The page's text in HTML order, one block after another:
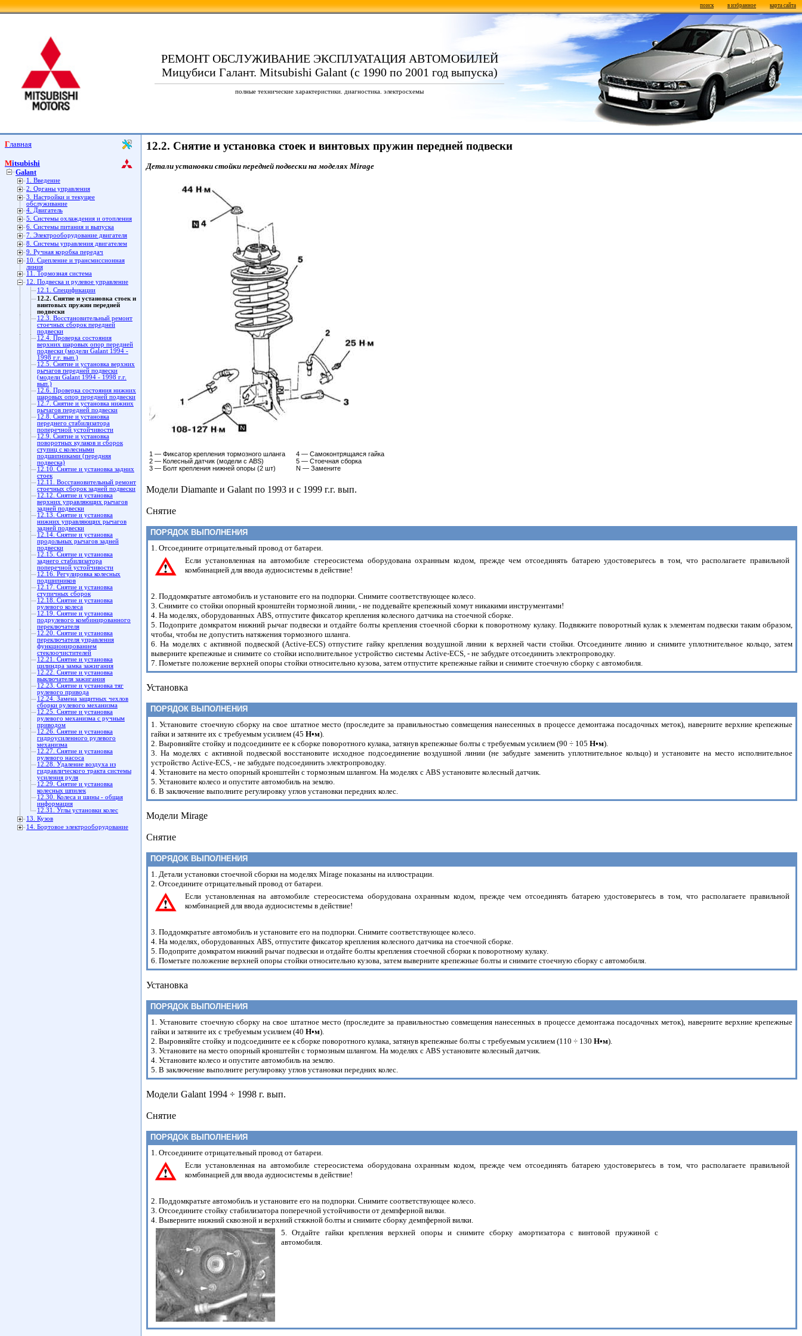
поиск в избранное карта сайта
РЕМОНТ ОБСЛУЖИВАНИЕ ЭКСПЛУАТАЦИЯ АВТОМОБИЛЕЙ
Мицубиси Галант. Mitsubishi Galant (с 1990 по 2001 год выпуска)
полные технические характеристики. диагностика. электросхемы
Главная
Mitsubishi
Galant
1. Введение
2. Органы управления
3. Настройки и текущее
обслуживание
4. Двигатель
5. Системы охлаждения и отопления
6. Системы питания и выпуска
7. Электрооборудование двигателя
8. Системы управления двигателем
9. Ручная коробка передач
10. Сцепление и трансмиссионная
линия
11. Тормозная система
12. Подвеска и рулевое управление
12.1. Спецификации
12.2. Снятие и установка стоек и
винтовых пружин передней
подвески
12.3. Восстановительный ремонт
стоечных сборок передней
подвески
12.4. Проверка состояния
верхних шаровых опор передней
подвески (модели Galant 1994 -
1998 г.г. вып.)
12.5. Снятие и установка верхних
рычагов передней подвески
(модели Galant 1994 - 1998 г.г.
вып.)
12.6. Проверка состояния нижних
шаровых опор передней подвески
12.7. Снятие и установка нижних
рычагов передней подвески
12.8. Снятие и установка
переднего стабилизатора
поперечной устойчивости
12.9. Снятие и установка
поворотных кулаков и сборок
ступиц с колесными
подшипниками (передняя
подвеска)
12.10. Снятие и установка задних
стоек
12.11. Восстановительный ремонт
стоечных сборок задней подвески
12.12. Снятие и установка
верхних управляющих рычагов
задней подвески
12.13. Снятие и установка
нижних управляющих рычагов
задней подвески
12.14. Снятие и установка
продольных рычагов задней
подвески
12.15. Снятие и установка
заднего стабилизатора
поперечной устойчивости
12.16. Регулировка колесных
подшипников
12.17. Снятие и установка
ступичных сборок
12.18. Снятие и установка
рулевого колеса
12.19. Снятие и установка
подрулевого комбинированного
переключателя
12.20. Снятие и установка
переключателя управления
функционированием
стеклоочистителей
12.21. Снятие и установка
цилиндра замка зажигания
12.22. Снятие и установка
выключателя зажигания
12.23. Снятие и установка тяг
рулевого привода
12.24. Замена защитных чехлов
сборки рулевого механизма
12.25. Снятие и установка
рулевого механизма с ручным
приводом
12.26. Снятие и установка
гидроусиленного рулевого
механизма
12.27. Снятие и установка
рулевого насоса
12.28. Удаление воздуха из
гидравлического тракта системы
усиления руля
12.29. Снятие и установка
колесных шпилек
12.30. Колеса и шины - общая
информация
12.31. Углы установки колес
13. Кузов
14. Бортовое электрооборудование
12.2. Снятие и установка стоек и винтовых пружин передней подвески
Детали установки стойки передней подвески на моделях Mirage
1 — Фиксатор крепления тормозного шланга
2 — Колесный датчик (модели с ABS)
3 — Болт крепления нижней опоры (2 шт)
4 — Самоконтрящаяся гайка
5 — Стоечная сборка
N — Замените
Модели Diamante и Galant по 1993 и с 1999 г.г. вып.
Снятие
ПОРЯДОК ВЫПОЛНЕНИЯ
1. Отсоедините отрицательный провод от батареи.
Если установленная на автомобиле стереосистема оборудована охранным кодом, прежде чем отсоединять батарею удостоверьтесь в том, что располагаете правильной
комбинацией для ввода аудиосистемы в действие!
2. Поддомкратьте автомобиль и установите его на подпорки. Снимите соответствующее колесо.
3. Снимите со стойки опорный кронштейн тормозной линии, - не поддевайте крепежный хомут никакими инструментами!
4. На моделях, оборудованных ABS, отпустите фиксатор крепления колесного датчика на стоечной сборке.
5. Подоприте домкратом нижний рычаг подвески и отдайте болты крепления стоечной сборки к поворотному кулаку. Подвяжите поворотный кулак к элементам подвески таким образом,
чтобы, чтобы не допустить натяжения тормозного шланга.
6. На моделях с активной подвеской (Active-ECS) отпустите гайку крепления воздушной линии к верхней части стойки. Отсоедините линию и снимите уплотнительное кольцо, затем
выверните крепежные и снимите со стойки исполнительное устройство системы Active-ECS, - не забудьте отсоединить электропроводку.
7. Пометьте положение верхней опоры стойки относительно кузова, затем отпустите крепежные гайки и снимите стоечную сборку с автомобиля.
Установка
ПОРЯДОК ВЫПОЛНЕНИЯ
1. Установите стоечную сборку на свое штатное место (проследите за правильностью совмещения нанесенных в процессе демонтажа посадочных меток), наверните верхние крепежные
гайки и затяните их с требуемым усилием (45 H•м).
2. Выровняйте стойку и подсоедините ее к сборке поворотного кулака, затянув крепежные болты с требуемым усилием (90 ÷ 105 H•м).
3. На моделях с активной подвеской восстановите исходное подсоединение воздушной линии (не забудьте заменить уплотнительное кольцо) и установите на место исполнительное
устройство Active-ECS, - не забудьте подсоединить электропроводку.
4. Установите на место опорный кронштейн с тормозным шлангом. На моделях с ABS установите колесный датчик.
5. Установите колесо и опустите автомобиль на землю.
6. В заключение выполните регулировку углов установки передних колес.
Модели Mirage
Снятие
ПОРЯДОК ВЫПОЛНЕНИЯ
1. Детали установки стоечной сборки на моделях Mirage показаны на иллюстрации.
2. Отсоедините отрицательный провод от батареи.
Если установленная на автомобиле стереосистема оборудована охранным кодом, прежде чем отсоединять батарею удостоверьтесь в том, что располагаете правильной
комбинацией для ввода аудиосистемы в действие!
3. Поддомкратьте автомобиль и установите его на подпорки. Снимите соответствующее колесо.
4. На моделях, оборудованных ABS, отпустите фиксатор крепления колесного датчика на стоечной сборке.
5. Подоприте домкратом нижний рычаг подвески и отдайте болты крепления стоечной сборки к поворотному кулаку.
6. Пометьте положение верхней опоры стойки относительно кузова, затем выверните крепежные болты и снимите стоечную сборку с автомобиля.
Установка
ПОРЯДОК ВЫПОЛНЕНИЯ
1. Установите стоечную сборку на свое штатное место (проследите за правильностью совмещения нанесенных в процессе демонтажа посадочных меток), наверните верхние крепежные
гайки и затяните их с требуемым усилием (40 H•м).
2. Выровняйте стойку и подсоедините ее к сборке поворотного кулака, затянув крепежные болты с требуемым усилием (110 ÷ 130 H•м).
3. Установите на место опорный кронштейн с тормозным шлангом. На моделях с ABS установите колесный датчик.
4. Установите колесо и опустите автомобиль на землю.
5. В заключение выполните регулировку углов установки передних колес.
Модели Galant 1994 ÷ 1998 г. вып.
Снятие
ПОРЯДОК ВЫПОЛНЕНИЯ
1. Отсоедините отрицательный провод от батареи.
Если установленная на автомобиле стереосистема оборудована охранным кодом, прежде чем отсоединять батарею удостоверьтесь в том, что располагаете правильной
комбинацией для ввода аудиосистемы в действие!
2. Поддомкратьте автомобиль и установите его на подпорки. Снимите соответствующее колесо.
3. Отсоедините стойку стабилизатора поперечной устойчивости от демпферной вилки.
4. Выверните нижний сквозной и верхний стяжной болты и снимите сборку демпферной вилки.
5. Отдайте гайки крепления верхней опоры и снимите сборку амортизатора с винтовой пружиной с
автомобиля.